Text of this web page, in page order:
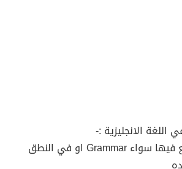
أكثر الاخطاء الي بنقع فيها سواء Grammar او في النطق